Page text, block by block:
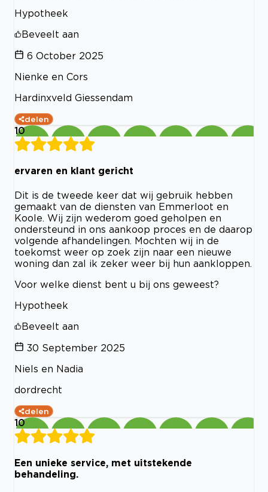
Hypotheek
Beveelt aan
6 October 2025
Nienke en Cors
Hardinxveld Giessendam
delen
10
ervaren en klant gericht
Dit is de tweede keer dat wij gebruik hebben
gemaakt van de diensten van Emmerloot en
Koole. Wij zijn wederom goed geholpen en
ondersteund in ons aankoop proces en de daarop
volgende afhandelingen. Mochten wij in de
toekomst weer op zoek zijn naar een nieuwe
woning dan zal ik zeker weer bij hun aankloppen.
Voor welke dienst bent u bij ons geweest?
Hypotheek
Beveelt aan
30 September 2025
Niels en Nadia
dordrecht
delen
10
Een unieke service, met uitstekende
behandeling.